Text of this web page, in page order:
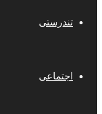
تندرستی
اجتماعی